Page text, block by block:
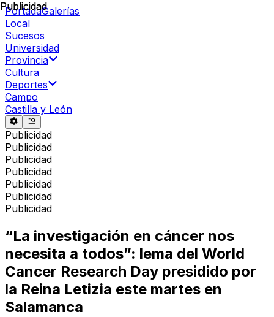
PortadaGalerías
Local
Sucesos
Universidad
Provincia
Cultura
Deportes
Campo
Castilla y León
Publicidad
Publicidad
Publicidad
Publicidad
Publicidad
Publicidad
Publicidad
Publicidad
“La investigación en cáncer nos
necesita a todos”: lema del World
Cancer Research Day presidido por
la Reina Letizia este martes en
Salamanca
Publicidad